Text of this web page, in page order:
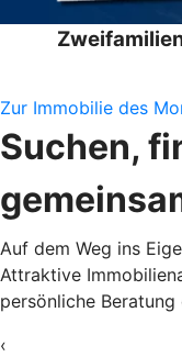
Zur Immobilie des
Suchen,
Auf dem Weg ins
Attraktive
persönliche
‹